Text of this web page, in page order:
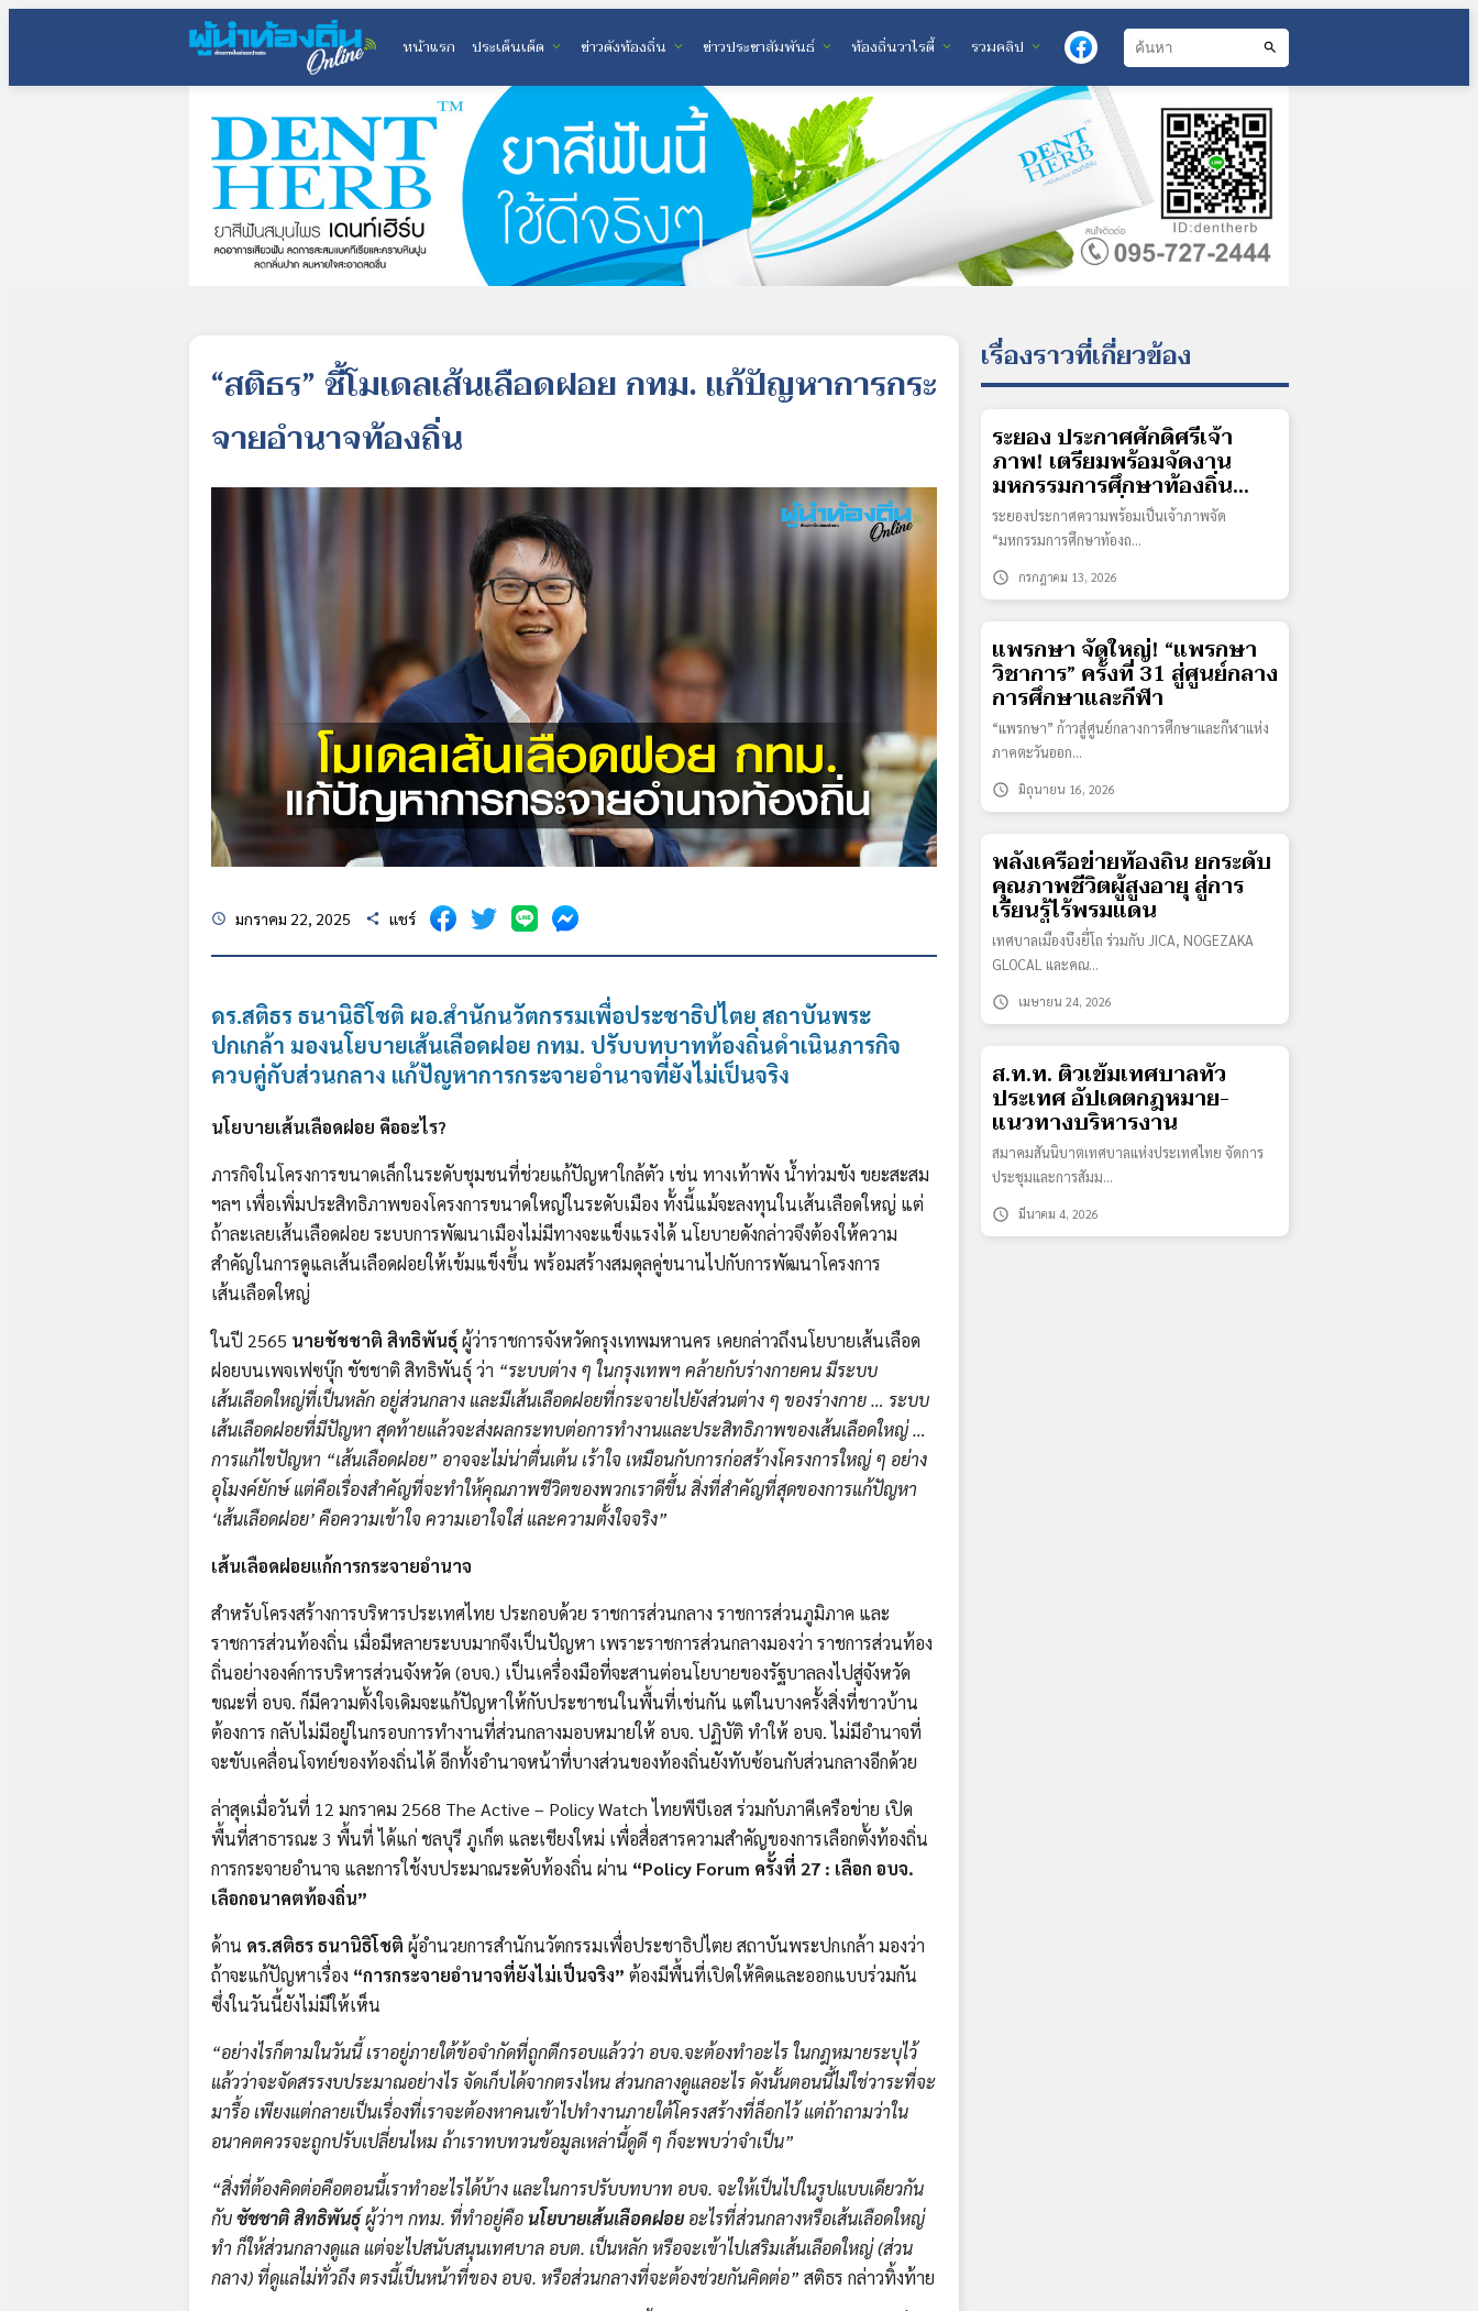
หน้าแรก ประเด็นเด็ด expand_more ข่าวดังท้องถิ่น expand_more ข่าวประชาสัมพันธ์ expand_more ท้องถิ่นวาไรตี้ expand_more รวมคลิป expand_more search
“สติธร” ชี้โมเดลเส้นเลือดฝอย กทม. แก้ปัญหาการกระ
จายอำนาจท้องถิ่น
schedule มกราคม 22, 2025 share แชร์
ดร.สติธร ธนานิธิโชติ ผอ.สำนักนวัตกรรมเพื่อประชาธิปไตย สถาบันพระ
ปกเกล้า มองนโยบายเส้นเลือดฝอย กทม. ปรับบทบาทท้องถิ่นดำเนินภารกิจ
ควบคู่กับส่วนกลาง แก้ปัญหาการกระจายอำนาจที่ยังไม่เป็นจริง
นโยบายเส้นเลือดฝอย คืออะไร?
ภารกิจในโครงการขนาดเล็กในระดับชุมชนที่ช่วยแก้ปัญหาใกล้ตัว เช่น ทางเท้าพัง น้ำท่วมขัง ขยะสะสม
ฯลฯ เพื่อเพิ่มประสิทธิภาพของโครงการขนาดใหญ่ในระดับเมือง ทั้งนี้แม้จะลงทุนในเส้นเลือดใหญ่ แต่
ถ้าละเลยเส้นเลือดฝอย ระบบการพัฒนาเมืองไม่มีทางจะแข็งแรงได้ นโยบายดังกล่าวจึงต้องให้ความ
สำคัญในการดูแลเส้นเลือดฝอยให้เข้มแข็งขึ้น พร้อมสร้างสมดุลคู่ขนานไปกับการพัฒนาโครงการ
เส้นเลือดใหญ่
ในปี 2565 นายชัชชาติ สิทธิพันธุ์ผู้ว่าราชการจังหวัดกรุงเทพมหานคร เคยกล่าวถึงนโยบายเส้นเลือด
ฝอยบนเพจเฟซบุ๊ก ชัชชาติ สิทธิพันธุ์ ว่า “ระบบต่าง ๆ ในกรุงเทพฯ คล้ายกับร่างกายคน มีระบบ
เส้นเลือดใหญ่ที่เป็นหลัก อยู่ส่วนกลาง และมีเส้นเลือดฝอยที่กระจายไปยังส่วนต่าง ๆ ของร่างกาย … ระบบ
เส้นเลือดฝอยที่มีปัญหา สุดท้ายแล้วจะส่งผลกระทบต่อการทำงานและประสิทธิภาพของเส้นเลือดใหญ่ …
การแก้ไขปัญหา “เส้นเลือดฝอย” อาจจะไม่น่าตื่นเต้น เร้าใจ เหมือนกับการก่อสร้างโครงการใหญ่ ๆ อย่าง
อุโมงค์ยักษ์ แต่คือเรื่องสำคัญที่จะทำให้คุณภาพชีวิตของพวกเราดีขึ้น สิ่งที่สำคัญที่สุดของการแก้ปัญหา
‘เส้นเลือดฝอย’ คือความเข้าใจ ความเอาใจใส่ และความตั้งใจจริง”
เส้นเลือดฝอยแก้การกระจายอำนาจ
สำหรับโครงสร้างการบริหารประเทศไทย ประกอบด้วย ราชการส่วนกลาง ราชการส่วนภูมิภาค และ
ราชการส่วนท้องถิ่น เมื่อมีหลายระบบมากจึงเป็นปัญหา เพราะราชการส่วนกลางมองว่า ราชการส่วนท้อง
ถิ่นอย่างองค์การบริหารส่วนจังหวัด (อบจ.) เป็นเครื่องมือที่จะสานต่อนโยบายของรัฐบาลลงไปสู่จังหวัด
ขณะที่ อบจ. ก็มีความตั้งใจเดิมจะแก้ปัญหาให้กับประชาชนในพื้นที่เช่นกัน แต่ในบางครั้งสิ่งที่ชาวบ้าน
ต้องการ กลับไม่มีอยู่ในกรอบการทำงานที่ส่วนกลางมอบหมายให้ อบจ. ปฏิบัติ ทำให้ อบจ. ไม่มีอำนาจที่
จะขับเคลื่อนโจทย์ของท้องถิ่นได้ อีกทั้งอำนาจหน้าที่บางส่วนของท้องถิ่นยังทับซ้อนกับส่วนกลางอีกด้วย
ล่าสุดเมื่อวันที่ 12 มกราคม 2568 The Active – Policy Watch ไทยพีบีเอส ร่วมกับภาคีเครือข่าย เปิด
พื้นที่สาธารณะ 3 พื้นที่ ได้แก่ ชลบุรี ภูเก็ต และเชียงใหม่ เพื่อสื่อสารความสำคัญของการเลือกตั้งท้องถิ่น
การกระจายอำนาจ และการใช้งบประมาณระดับท้องถิ่น ผ่าน “Policy Forum ครั้งที่ 27 : เลือก อบจ.
เลือกอนาคตท้องถิ่น”
ด้าน ดร.สติธรธนานิธิโชติ ผู้อำนวยการสำนักนวัตกรรมเพื่อประชาธิปไตย สถาบันพระปกเกล้า มองว่า
ถ้าจะแก้ปัญหาเรื่อง “การกระจายอำนาจที่ยังไม่เป็นจริง” ต้องมีพื้นที่เปิดให้คิดและออกแบบร่วมกัน
ซึ่งในวันนี้ยังไม่มีให้เห็น
“อย่างไรก็ตามในวันนี้ เราอยู่ภายใต้ข้อจำกัดที่ถูกตีกรอบแล้วว่า อบจ.จะต้องทำอะไร ในกฎหมายระบุไว้
แล้วว่าจะจัดสรรงบประมาณอย่างไร จัดเก็บได้จากตรงไหน ส่วนกลางดูแลอะไร ดังนั้นตอนนี้ไม่ใช่วาระที่จะ
มารื้อ เพียงแต่กลายเป็นเรื่องที่เราจะต้องหาคนเข้าไปทำงานภายใต้โครงสร้างที่ล็อกไว้ แต่ถ้าถามว่าใน
อนาคตควรจะถูกปรับเปลี่ยนไหม ถ้าเราทบทวนข้อมูลเหล่านี้ดูดี ๆ ก็จะพบว่าจำเป็น”
“สิ่งที่ต้องคิดต่อคือตอนนี้เราทำอะไรได้บ้าง และในการปรับบทบาท อบจ. จะให้เป็นไปในรูปแบบเดียวกัน
กับชัชชาติ สิทธิพันธุ์ผู้ว่าฯ กทม. ที่ทำอยู่คือ นโยบายเส้นเลือดฝอยอะไรที่ส่วนกลางหรือเส้นเลือดใหญ่
ทำ ก็ให้ส่วนกลางดูแล แต่จะไปสนับสนุนเทศบาล อบต. เป็นหลัก หรือจะเข้าไปเสริมเส้นเลือดใหญ่ (ส่วน
กลาง) ที่ดูแลไม่ทั่วถึง ตรงนี้เป็นหน้าที่ของ อบจ. หรือส่วนกลางที่จะต้องช่วยกันคิดต่อ” สติธร กล่าวทิ้งท้าย
เรื่องราวที่เกี่ยวข้อง
ระยอง ประกาศศักดิ์ศรีเจ้า
ภาพ! เตรียมพร้อมจัดงาน
มหกรรมการศึกษาท้องถิ่น
ระดับชาติสุดยิ่งใหญ่
ระยองประกาศความพร้อมเป็นเจ้าภาพจัด
“มหกรรมการศึกษาท้องถ…
schedule กรกฎาคม 13, 2026
แพรกษา จัดใหญ่! “แพรกษา
วิชาการ” ครั้งที่ 31 สู่ศูนย์กลาง
การศึกษาและกีฬา
“แพรกษา” ก้าวสู่ศูนย์กลางการศึกษาและกีฬาแห่ง
ภาคตะวันออก…
schedule มิถุนายน 16, 2026
พลังเครือข่ายท้องถิ่น ยกระดับ
คุณภาพชีวิตผู้สูงอายุ สู่การ
เรียนรู้ไร้พรมแดน
เทศบาลเมืองบึงยี่โถ ร่วมกับ JICA, NOGEZAKA
GLOCAL และคณ…
schedule เมษายน 24, 2026
ส.ท.ท. ติวเข้มเทศบาลทั่ว
ประเทศ อัปเดตกฎหมาย-
แนวทางบริหารงาน
สมาคมสันนิบาตเทศบาลแห่งประเทศไทย จัดการ
ประชุมและการสัมม…
schedule มีนาคม 4, 2026